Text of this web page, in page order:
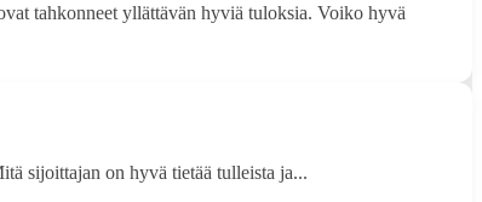
tahkonneet yllättävän hyviä tuloksia. Voiko hyvä
sijoittajan on hyvä tietää tulleista ja...